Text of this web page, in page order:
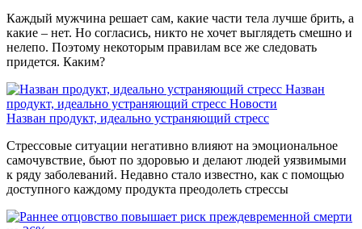
Каждый мужчина решает сам, какие части тела лучше брить, а
какие – нет. Но согласись, никто не хочет выглядеть смешно и
нелепо. Поэтому некоторым правилам все же следовать
придется. Каким?
Назван
продукт, идеально устраняющий стресс Новости
Назван продукт, идеально устраняющий стресс
Стрессовые ситуации негативно влияют на эмоциональное
самочувствие, бьют по здоровью и делают людей уязвимыми
к ряду заболеваний. Недавно стало известно, как с помощью
доступного каждому продукта преодолеть стрессы